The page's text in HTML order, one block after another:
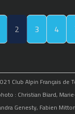
2 3 4
Club Alpin Français de
: Christian Biard,
Genesty, Fabien